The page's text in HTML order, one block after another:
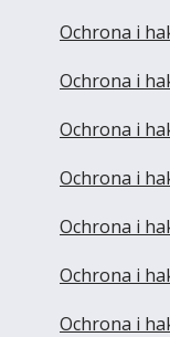
Ochrona i
Ochrona i
Ochrona i
Ochrona i
Ochrona i
Ochrona i
Ochrona i